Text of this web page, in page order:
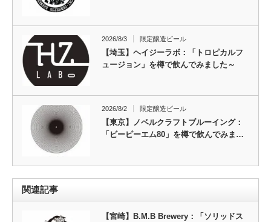
2026/8/3 限定醸造ビール
【埼玉】ヘイジーラボ：「トロピカルフ
ュージョン」を樽で飲んでみました～
2026/8/2 限定醸造ビール
【東京】ノベルクラフトブルーイング：
「ビーピーエム80」を樽で飲んでみま…
関連記事
【宮崎】B.M.B Brewery：「ソリッドス